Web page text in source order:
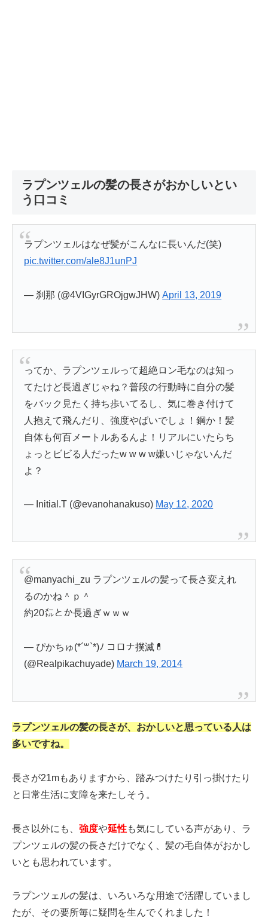
ラプンツェルの髪の長さがおかしいとい
う口コミ
ラプンツェルはなぜ髪がこんなに長いんだ(笑)
pic.twitter.com/ale8J1unPJ
— 刹那 (@4VIGyrGROjgwJHW)April 13, 2019
ってか、ラプンツェルって超絶ロン毛なのは知っ
てたけど長過ぎじゃね？普段の行動時に自分の髪
をバック見たく持ち歩いてるし、気に巻き付けて
人抱えて飛んだり、強度やばいでしょ！鋼か！髪
自体も何百メートルあるんよ！リアルにいたらち
ょっとビビる人だったw w w w嫌いじゃないんだ
よ？
— Initial.T (@evanohanakuso) May 12, 2020
@manyachi_zu ラプンツェルの髪って長さ変えれ
るのかね＾ｐ＾
約20㍍とか長過ぎｗｗｗ
— ぴかちゅ(*´꒳`*)ﾉ コロナ撲滅💊
(@Realpikachuyade) March 19, 2014
ラプンツェルの髪の長さが、おかしいと思っている人は
多いですね。
長さが21mもありますから、踏みつけたり引っ掛けたり
と日常生活に支障を来たしそう。
長さ以外にも、 強度や延性も気にしている声があり、ラ
プンツェルの髪の長さだけでなく、髪の毛自体がおかし
いとも思われています。
ラプンツェルの髪は、いろいろな用途で活躍していまし
たが、その要所毎に疑問を生んでくれました！